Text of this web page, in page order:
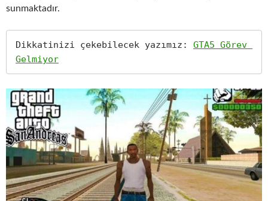
sunmaktadır.
Dikkatinizi çekebilecek yazımız: GTA5 Görev
Gelmiyor